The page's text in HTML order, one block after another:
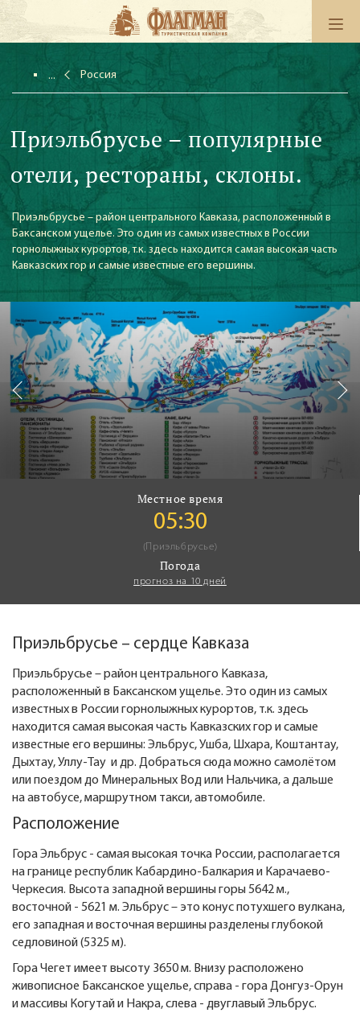
Россия
Приэльбрусье – популярные
отели, рестораны, склоны.
Приэльбрусье – район центрального Кавказа, расположенный в
Баксанском ущелье. Это один из самых известных в России
горнолыжных курортов, т.к. здесь находится самая высокая часть
Кавказских гор и самые известные его вершины.
Местное время
05:30
(Приэльбрусье)
Погода
прогноз на 10 дней
Приэльбрусье – сердце Кавказа
Приэльбрусье – район центрального Кавказа,
расположенный в Баксанском ущелье. Это один из самых
известных в России горнолыжных курортов, т.к. здесь
находится самая высокая часть Кавказских гор и самые
известные его вершины: Эльбрус, Ушба, Шхара, Коштантау,
Дыхтау, Уллу-Тау и др. Добраться сюда можно самолётом
или поездом до Минеральных Вод или Нальчика, а дальше
на автобусе, маршрутном такси, автомобиле.
Расположение
Гора Эльбрус - самая высокая точка России, располагается
на границе республик Кабардино-Балкария и Карачаево-
Черкесия. Высота западной вершины горы 5642 м.,
восточной - 5621 м. Эльбрус – это конус потухшего вулкана,
его западная и восточная вершины разделены глубокой
седловиной (5325 м).
Гора Чегет имеет высоту 3650 м. Внизу расположено
живописное Баксанское ущелье, справа - гора Донгуз-Орун
и массивы Когутай и Накра, слева - двуглавый Эльбрус.